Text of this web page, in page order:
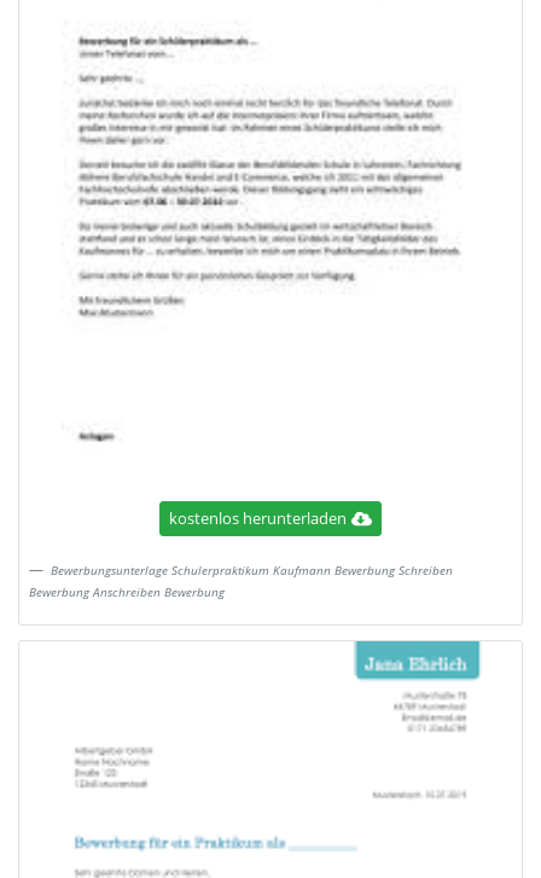
kostenlos herunterladen
Bewerbungsunterlage Schulerpraktikum Kaufmann Bewerbung Schreiben
Bewerbung Anschreiben Bewerbung